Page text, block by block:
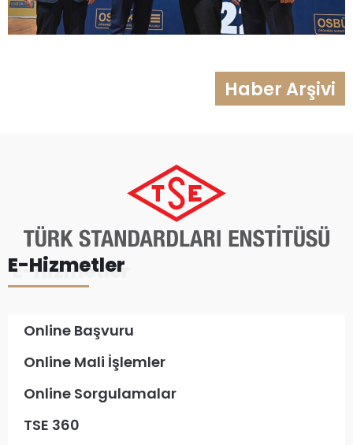
Haber Arşivi
E-Hizmetler
Online Başvuru
Online Mali İşlemler
Online Sorgulamalar
TSE 360